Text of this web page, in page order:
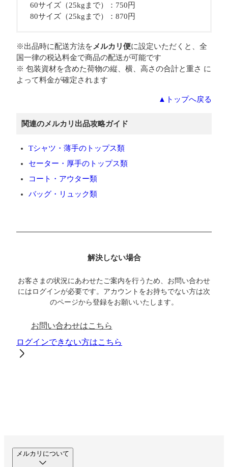
60サイズ（25kgまで）：750円
80サイズ（25kgまで）：870円
※出品時に配送方法を メルカリ便に設定いただくと、全
国一律の税込料金で商品の配送が可能です
※ 包装資材を含めた荷物の縦、横、高さの合計と重さ に
よって料金が確定されます
▲トップへ戻る
関連のメルカリ出品攻略ガイド
Tシャツ・薄手のトップス類
セーター・厚手のトップス類
コート・アウター類
バッグ・リュック類
解決しない場合
お客さまの状況にあわせたご案内を行うため、お問い合わせ
にはログインが必要です。アカウントをお持ちでない方は次
のページから登録をお願いいたします。
お問い合わせはこちら
ログインできない方はこちら
メルカリについて